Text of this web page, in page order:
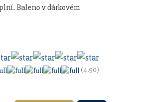
Baleno v dárkovém
(4.90)